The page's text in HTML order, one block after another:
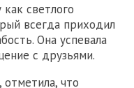
светлого
всегда приходил
Она успевала
с друзьями.
что